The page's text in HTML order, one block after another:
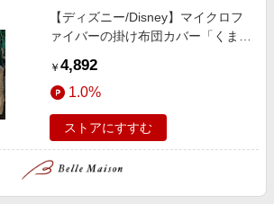
【ディズニー/Disney】マイクロフ
ァイバーの掛け布団カバー「くまの
￥ 4,892
1.0%
ストアにすすむ